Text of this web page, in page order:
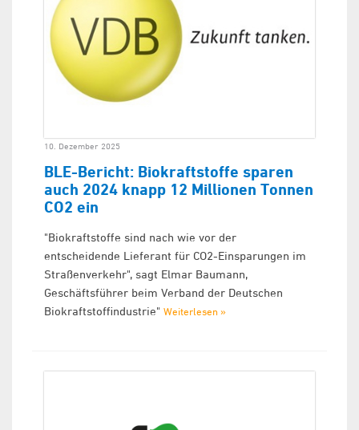
10. Dezember 2025
BLE-Bericht: Biokraftstoffe sparen
auch 2024 knapp 12 Millionen Tonnen
CO2 ein
"Biokraftstoffe sind nach wie vor der
entscheidende Lieferant für CO2-Einsparungen im
Straßenverkehr", sagt Elmar Baumann,
Geschäftsführer beim Verband der Deutschen
Biokraftstoffindustrie" Weiterlesen »